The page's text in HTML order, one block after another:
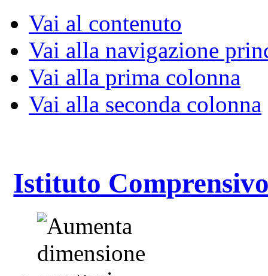
Vai al contenuto
Vai alla navigazione
Vai alla prima colonna
Vai alla seconda colonna
Istituto